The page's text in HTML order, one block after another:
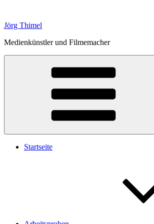
springen
Jörg Thimel
Medienkünstler und Filmemacher
Startseite